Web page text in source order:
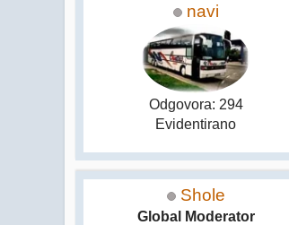
navi
Odgovora: 294
Evidentirano
Shole
Global Moderator